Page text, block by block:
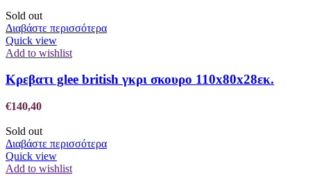
Sold out
Διαβάστε περισσότερα
Quick view
Add to wishlist
Κρεβατι glee british γκρι σκουρο 110x80x28εκ.
€140,40
Sold out
Διαβάστε περισσότερα
Quick view
Add to wishlist